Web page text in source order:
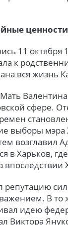
ценности
11 октября
к
вся жизнь
сфере.
выборы мэра
в Харьков,
В
идею
Виктора